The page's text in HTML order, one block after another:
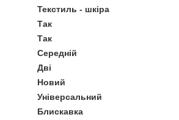
Текстиль - шкіра
Так
Так
Середній
Дві
Новий
Універсальний
Блискавка